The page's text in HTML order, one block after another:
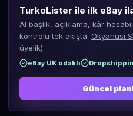
TurkoLister ile ilk eBay
AI başlık, açıklama, kâr
kontrolü tek akışta. Okyanusi
üyelik).
eBay UK odaklı
Güncel